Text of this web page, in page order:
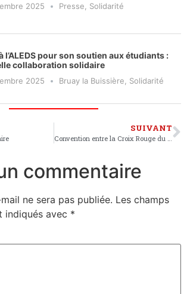
2025 Presse Solidarité
l’ALEDS pour son soutien aux étudiants :
collaboration solidaire
2025 Bruay la Buissière Solidarité
SUIVANT
commentaire
ne sera pas publiée. Les champs
indiqués avec *